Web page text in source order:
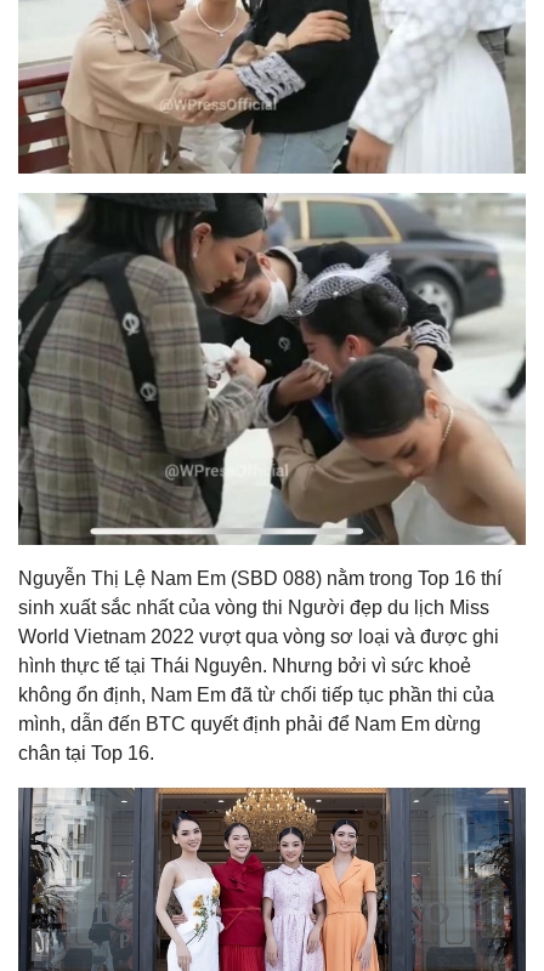
Nguyễn Thị Lệ Nam Em (SBD 088) nằm trong Top 16 thí
sinh xuất sắc nhất của vòng thi Người đẹp du lịch Miss
World Vietnam 2022 vượt qua vòng sơ loại và được ghi
hình thực tế tại Thái Nguyên. Nhưng bởi vì sức khoẻ
không ổn định, Nam Em đã từ chối tiếp tục phần thi của
mình, dẫn đến BTC quyết định phải để Nam Em dừng
chân tại Top 16.